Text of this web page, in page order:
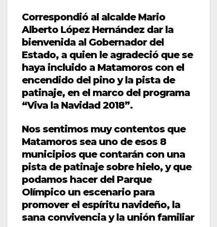
Correspondió al alcalde Mario
Alberto López Hernández dar la
bienvenida al Gobernador del
Estado, a quien le agradeció que se
haya incluido a Matamoros con el
encendido del pino y la pista de
patinaje, en el marco del programa
“Viva la Navidad 2018”.
Nos sentimos muy contentos que
Matamoros sea uno de esos 8
municipios que contarán con una
pista de patinaje sobre hielo, y que
podamos hacer del Parque
Olímpico un escenario para
promover el espíritu navideño, la
sana convivencia y la unión familiar